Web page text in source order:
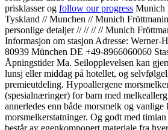
prisklasser og follow our progress Munich
Tyskland // Munchen // Munich
personlige detaljer // // // // Munich
Informasjon om stasjon Adresse: Werner-
80939 München DE +49-8966060060
Åpningstider Ma. Seilopplevelsen kan
lunsj eller middag på hotellet, og
premieutdeling. Hypoallergene
(spesialnæringer) for barn med
annerledes enn både morsmelk og vanlige
morsmelkerstatninger. Og godt med
består av egenkomponert materiale fra